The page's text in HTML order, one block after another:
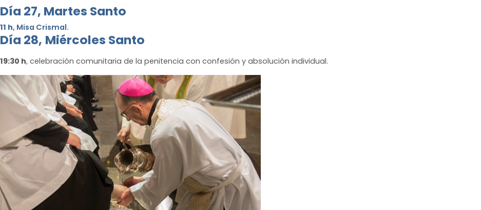
Día 27, Martes Santo
11 h, Misa Crismal.
Día 28, Miércoles Santo
19:30 h, celebración comunitaria de la penitencia con confesión y absolución individual.